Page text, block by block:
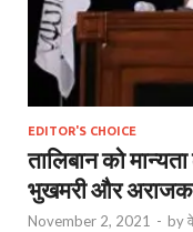
EDITOR'S CHOICE
तालिबान को
भुखमरी और
November 2, 2021 - by